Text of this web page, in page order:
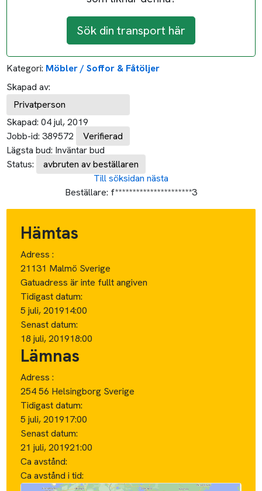
Sök din transport här
Kategori: Möbler / Soffor & Fåtöljer
Skapad av:
Privatperson
Skapad: 04 jul, 2019
Jobb-id: 389572
Verifierad
Lägsta bud: Inväntar bud
Status:
avbruten av beställaren
Till söksidan nästa
Beställare: f**********************3
Hämtas
Adress :
21131 Malmö Sverige
Gatuadress är inte fullt angiven
Tidigast datum:
5 juli, 201914:00
Senast datum:
18 juli, 201918:00
Lämnas
Adress :
254 56 Helsingborg Sverige
Tidigast datum:
5 juli, 201917:00
Senast datum:
21 juli, 201921:00
Ca avstånd:
Ca avstånd i tid: